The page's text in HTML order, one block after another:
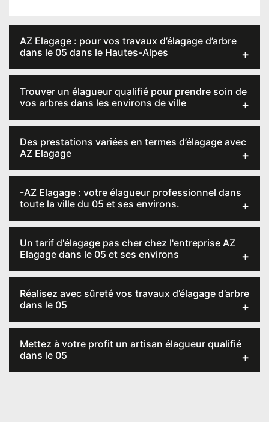
AZ Elagage : pour vos travaux d’élagage d’arbre
dans le 05 dans le Hautes-Alpes
Trouver un élagueur qualifié pour prendre soin de
vos arbres dans les environs de ville
Des prestations variées en termes d’élagage avec
AZ Elagage
-AZ Elagage : votre élagueur professionnel dans
toute la ville du 05 et ses environs.
Un tarif d'élagage pas cher chez l'entreprise AZ
Elagage dans le 05 et ses environs
Réalisez avec sûreté vos travaux d’élagage d’arbre
dans le 05
Mettez à votre profit un artisan élagueur qualifié
dans le 05